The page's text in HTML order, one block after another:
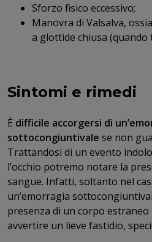
Sforzo fisico eccessivo;
Manovra di Valsalva,
a glottide chiusa
Sintomi e rimedi
È difficile accorgersi di
sottocongiuntivale se non
Trattandosi di un evento
l’occhio potremo notare la
sangue. Infatti, soltanto nel
un’emorragia
presenza di un corpo estraneo
avvertire un lieve fastidio,